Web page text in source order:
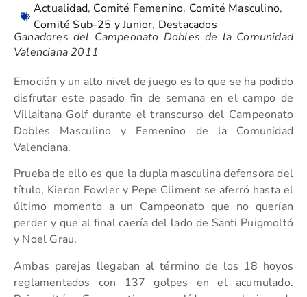
Actualidad, Comité Femenino, Comité Masculino,
Comité Sub-25 y Junior, Destacados
Ganadores del Campeonato Dobles de la Comunidad
Valenciana 2011
Emoción y un alto nivel de juego es lo que se ha podido
disfrutar este pasado fin de semana en el campo de
Villaitana Golf durante el transcurso del Campeonato
Dobles Masculino y Femenino de la Comunidad
Valenciana.
Prueba de ello es que la dupla masculina defensora del
título, Kieron Fowler y Pepe Climent se aferró hasta el
último momento a un Campeonato que no querían
perder y que al final caería del lado de Santi Puigmoltó
y Noel Grau.
Ambas parejas llegaban al término de los 18 hoyos
reglamentados con 137 golpes en el acumulado.